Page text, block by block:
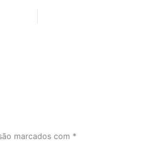
marcados com *